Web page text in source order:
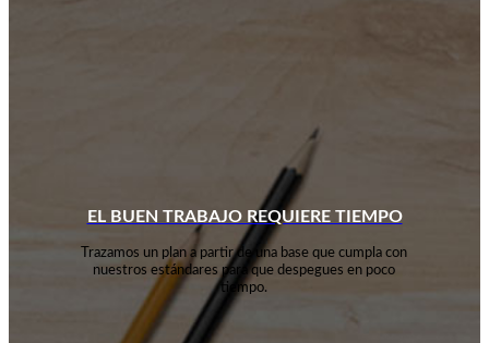
EL BUEN TRABAJO REQUIERE TIEMPO
Trazamos un plan a partir de una base que cumpla con
nuestros estándares para que despegues en poco
tiempo.